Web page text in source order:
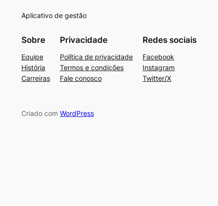
Aplicativo de gestão
Sobre
Equipe
História
Carreiras
Privacidade
Política de privacidade
Termos e condições
Fale conosco
Redes sociais
Facebook
Instagram
Twitter/X
Criado com WordPress